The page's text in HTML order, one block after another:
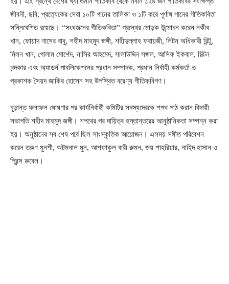
জীবনী, ছবি, প্রত্যেকের সেরা ১০টি গানের তালিকা ও ১টি করে পূর্ণাঙ্গ গানের গীতিকবিতা
সন্নিবেশিত রয়েছে। “সংঘজনের গীতিকবিতা” গ্রন্থের মোড়ক উন্মোচন করেন নকীব
খান, ফোয়াদ নাসের বাবু, শহীদ মাহমুদ জঙ্গী, শহীদুল্লাহ ফরায়জী, লিটন অধিকারী রিন্টু,
মিলন খান, গোলাম মোর্শেদ, নাসির আহমেদ, সালাউদ্দিন সজল, আসিফ ইকবাল, মিল্টন
খন্দকার এবং অ্যাডর্ন পাবলিকেশনের প্রধান সম্পাদক, প্রধান নির্বাহী কর্মকর্তা ও
প্রকাশক সৈয়দ জাকির হোসেন সহ উপস্থিত বরেণ্য গীতিকবিগণ।
চূড়ান্ত ফলাফল ঘোষণার পর কার্যনির্বাহী কমিটির সদস্যদেরকে শপথ পাঠ করান বিদায়ী
সভাপতি শহীদ মাহমুদ জঙ্গী। শপথের পর দায়িত্ব হস্তান্তরের আনুষ্ঠানিকতা সম্পন্ন করা
হয়। অনুষ্ঠানের সব শেষ পর্বে ছিল সাংস্কৃতিক আয়োজন। এসময় সঙ্গীত পরিবেশন
করেন তরুণ মুনশী, অটমনাল মুন, আশফাকুল বারী রুমন, জয় শাহরিয়ার, নাহিদ হাসান ও
প্রিন্স রুবেল।